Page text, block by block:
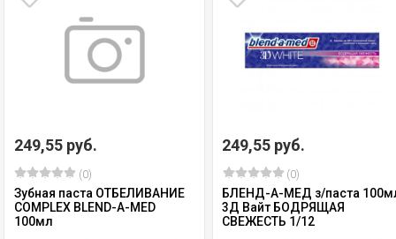
249,55 руб.
(0)
Зубная паста ОТБЕЛИВАНИЕ
COMPLEX BLEND-A-MED
100мл
249,55 руб.
(0)
БЛЕНД-А-МЕД з/паста
3Д Вайт БОДРЯЩАЯ
СВЕЖЕСТЬ 1/12